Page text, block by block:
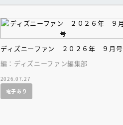
ディズニーファン ２０２６年 ９月号
編：ディズニーファン編集部
2026.07.27
電子あり